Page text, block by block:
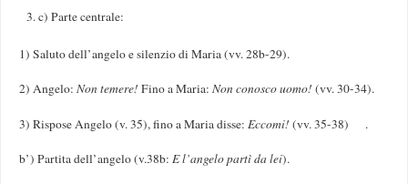
c) Parte centrale:
1) Saluto dell’angelo e silenzio di Maria (vv. 28b-29).
2) Angelo:Non temere!Fino a Maria:Non conosco uomo!(vv. 30-34).
3) Rispose Angelo (v. 35), fino a Maria disse: Eccomi!(vv. 35-38) .
b’) Partita dell’angelo (v.38b:E l’angelo partì da lei).